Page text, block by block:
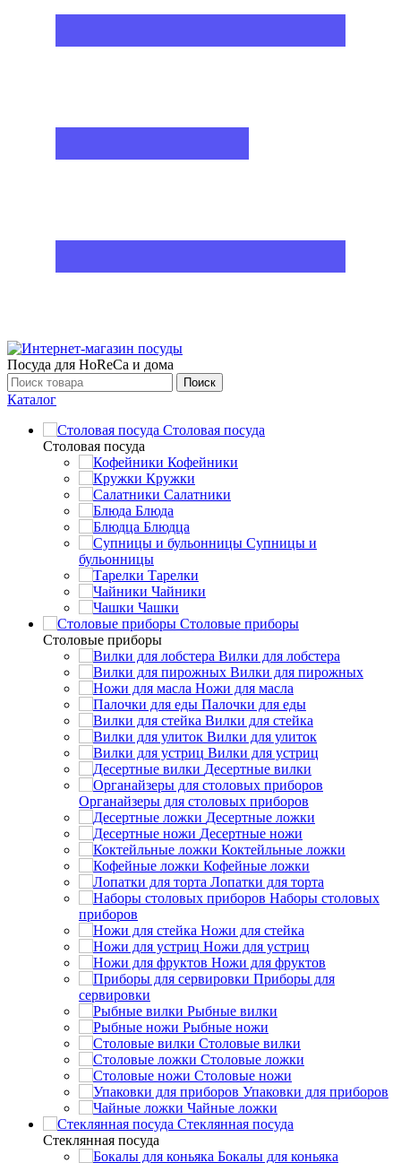
Посуда для HoReCa и дома
Поиск
Каталог
Столовая посуда
Столовая посуда
Кофейники
Кружки
Салатники
Блюда
Блюдца
Супницы и
бульонницы
Тарелки
Чайники
Чашки
Cтоловые приборы
Cтоловые приборы
Вилки для лобстера
Вилки для пирожных
Ножи для масла
Палочки для еды
Вилки для стейка
Вилки для улиток
Вилки для устриц
Десертные вилки
Органайзеры для столовых приборов
Десертные ложки
Десертные ножи
Коктейльные ложки
Кофейные ложки
Лопатки для торта
Наборы столовых
приборов
Ножи для стейка
Ножи для устриц
Ножи для фруктов
Приборы для
сервировки
Рыбные вилки
Рыбные ножи
Столовые вилки
Столовые ложки
Столовые ножи
Упаковки для приборов
Чайные ложки
Стеклянная посуда
Стеклянная посуда
Бокалы для коньяка